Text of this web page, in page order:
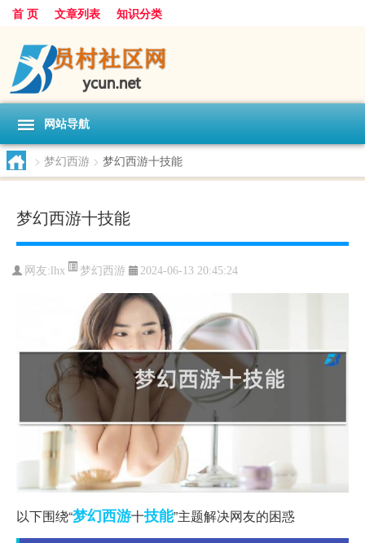
首 页 文章列表 知识分类
网站导航
> 梦幻西游 > 梦幻西游十技能
梦幻西游十技能
网友: lhx 梦幻西游 2024-06-13 20:45:24
以下围绕“梦幻西游十技能”主题解决网友的困惑